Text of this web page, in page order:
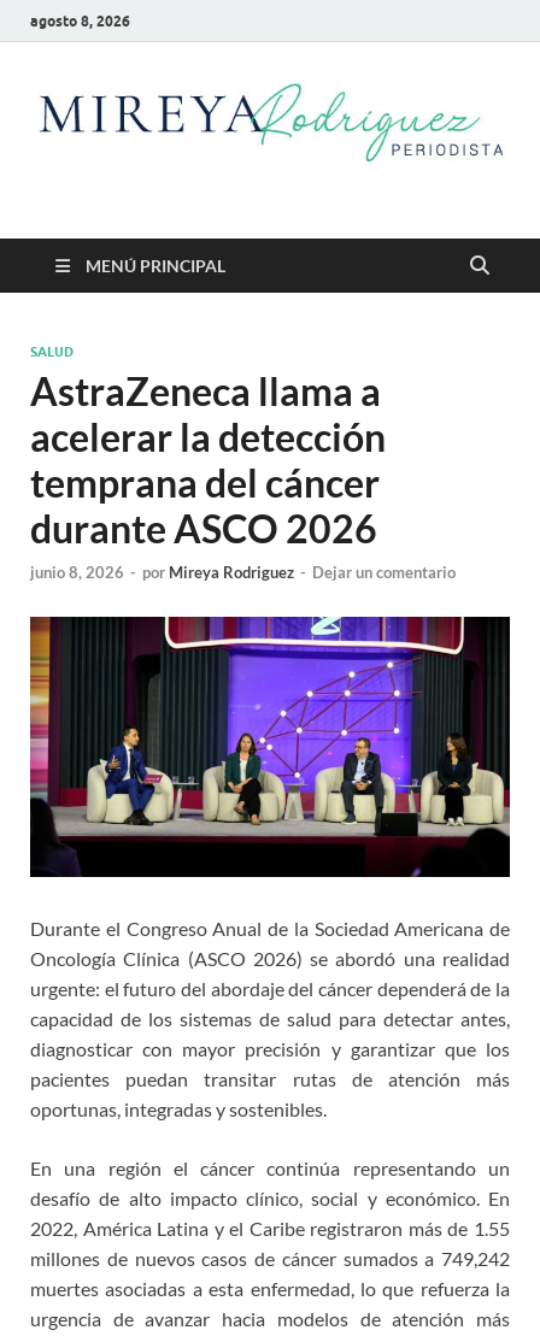
agosto 8, 2026
Mireya Rodriguez
MENÚ PRINCIPAL
SALUD
AstraZeneca llama a
acelerar la detección
temprana del cáncer
durante ASCO 2026
junio 8, 2026 - por Mireya Rodriguez - Dejar un comentario
Durante el Congreso Anual de la Sociedad Americana de
Oncología Clínica (ASCO 2026) se abordó una realidad
urgente: el futuro del abordaje del cáncer dependerá de la
capacidad de los sistemas de salud para detectar antes,
diagnosticar con mayor precisión y garantizar que los
pacientes puedan transitar rutas de atención más
oportunas, integradas y sostenibles.
En una región el cáncer continúa representando un
desafío de alto impacto clínico, social y económico. En
2022, América Latina y el Caribe registraron más de 1.55
millones de nuevos casos de cáncer sumados a 749,242
muertes asociadas a esta enfermedad, lo que refuerza la
urgencia de avanzar hacia modelos de atención más